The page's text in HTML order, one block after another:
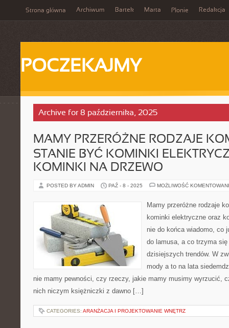
Strona główna Archiwum Bartek Marta Płonie Redakcja
POCZEKAJMY
Archive for 8 października, 2025
MAMY PRZERÓŻNE RODZAJE
STANIE BYĆ KOMINKI
KOMINKI NA DRZEWO
POSTED BY ADMIN PAŹ - 8 - 2025 MOŻLIWOŚĆ
Mamy przeróżne rodzaje
kominki elektryczne oraz
nie do końca wiadomo, co
do lamusa, a co trzyma
dzisiejszych trendów. W
mody a to na lata
nie mamy pewności, czy rzeczy, jakie mamy musimy wyrzucić,
nich niczym księżniczki z dawno […]
CATEGORIES: ARANŻACJA I PROJEKTOWANIE WNĘTRZ